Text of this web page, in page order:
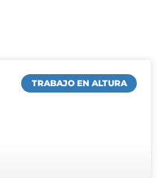
TRABAJO EN ALTURA